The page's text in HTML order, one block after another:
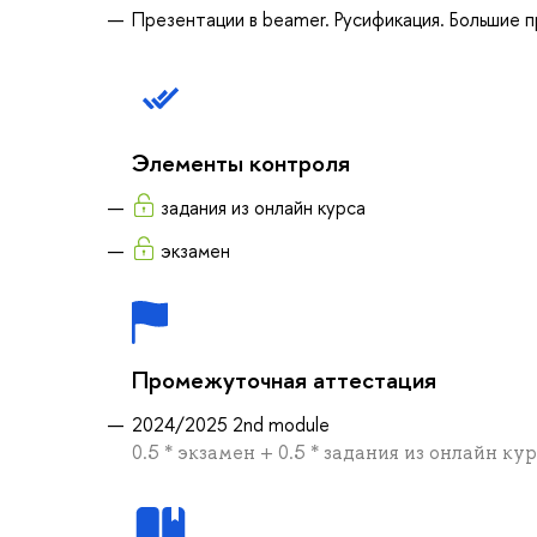
Презентации в beamer. Русификация. Большие
Элементы контроля
задания из онлайн курса
экзамен
Промежуточная аттестация
2024/2025 2nd module
0.5 * экзамен + 0.5 * задания из онлайн